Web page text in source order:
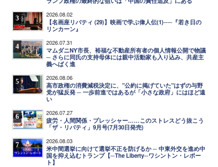
3 2026.08.02
【名画座リバティ (29)】映画で学ぶ偉人伝(1)──『若き日の
リンカーン』
4 2026.07.31
マムダニNY市長、裕福な不動産所有者の個人情報公開で物議
─ さらに同氏の支持母体には親中活動家も入り込み、共産主
義へばく進
5 2026.08.06
高市政権の消費減税決定に、"公約に掲げていた"はずの与野
党が猛反発 ─ 一歩前進ではあるが「小さな政府」にはほど遠
い
6 2026.07.27
疲労・人間関係・プレッシャー……このストレスどう抜こう
「ザ・リバティ」9月号(7月30日発売)
7 2026.08.03
米中間選挙に向けて選挙不正を防げるか ─ 中東外交を進め中
国を抑え込むトランプ【─The Liberty─ワシントン・レポー
ト】